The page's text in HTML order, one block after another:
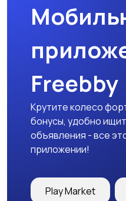
Freebby
Крутите колесо
бонусы, удобно
объявления - все
приложении!
Play Market